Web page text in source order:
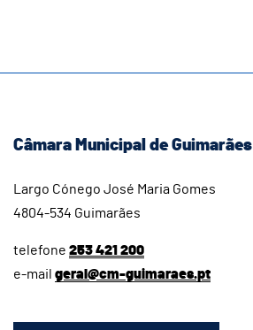
Câmara Municipal de Guimarães
Largo Cónego José Maria Gomes
4804-534 Guimarães
telefone 253 421 200
e-mail geral@cm-guimaraes.pt